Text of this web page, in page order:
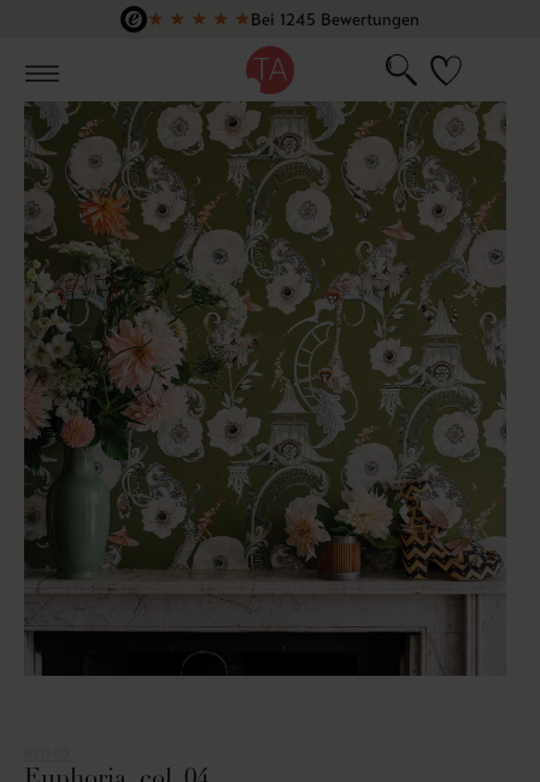
Zum Hauptinhalt springen
★ ★ ★ ★ ★Bei 1245 Bewertungen